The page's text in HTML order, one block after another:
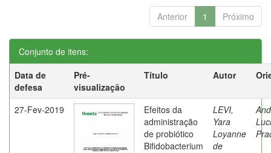
Anterior 1 Próximo
Conjunto de itens:
Data de
defesa
Pré-
visualização
Título Autor
27-Fev-2019
Efeitos da
administração
de probiótico
Bifidobacterium
LEVI,
Yara
Loyanne
de